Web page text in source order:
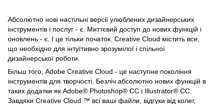
Абсолютно нові настільні версії улюблених дизайнерських
інструментів і послуг - є. Миттєвий доступ до нових функцій і
оновлень - є. І це тільки початок. Creative Cloud містить все,
що необхідно для інтуїтивно зрозумілої і спільної
дизайнерської роботи.
Більш того, Adobe Creative Cloud - це наступне покоління
інструментів для творчості. Безліч абсолютно нових функцій в
таких додатки як Adobe® Photoshop® CC і Illustrator® CC.
Завдяки Creative Cloud ™ всі ваші файли, відгуки від колег,